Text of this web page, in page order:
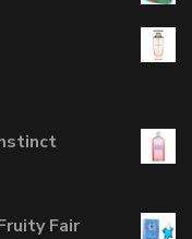
Fair